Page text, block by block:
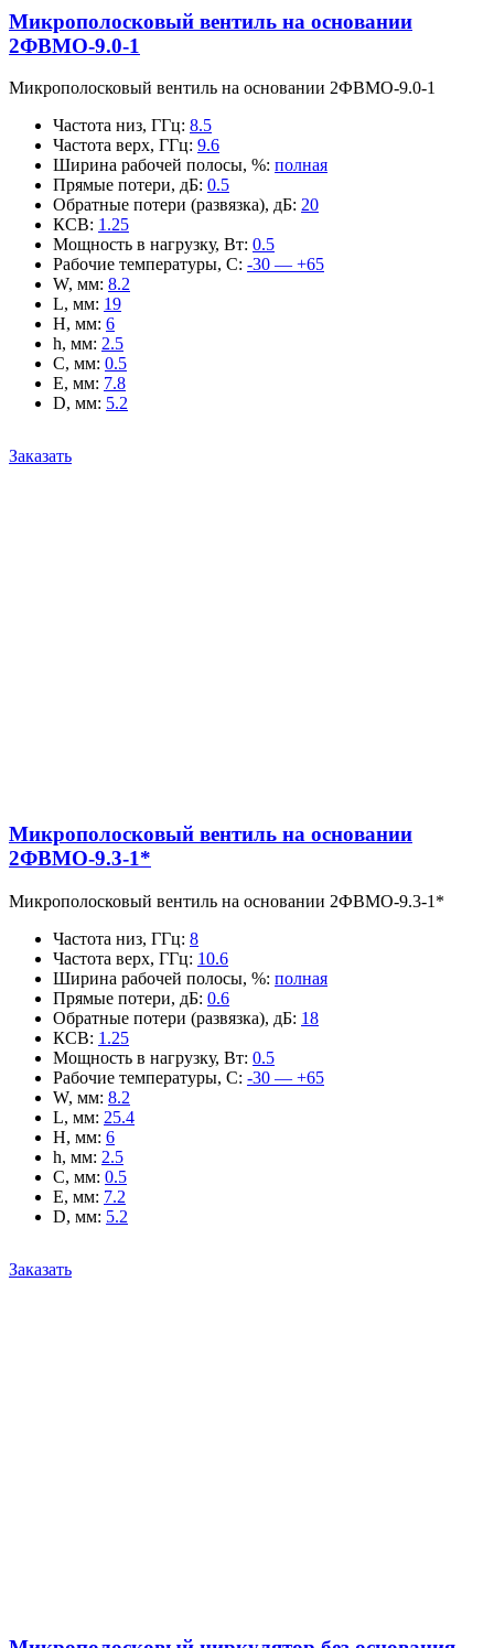
Микрополосковый вентиль на основании
2ФВМO-9.0-1
Микрополосковый вентиль на основании 2ФВМO-9.0-1
Частота низ, ГГц: 8.5
Частота верх, ГГц: 9.6
Ширина рабочей полосы, %: полная
Прямые потери, дБ: 0.5
Обратные потери (развязка), дБ: 20
КСВ: 1.25
Мощность в нагрузку, Вт: 0.5
Рабочие температуры, С: -30 — +65
W, мм: 8.2
L, мм: 19
H, мм: 6
h, мм: 2.5
C, мм: 0.5
E, мм: 7.8
D, мм: 5.2
Заказать
Микрополосковый вентиль на основании
2ФВМO-9.3-1*
Микрополосковый вентиль на основании 2ФВМO-9.3-1*
Частота низ, ГГц: 8
Частота верх, ГГц: 10.6
Ширина рабочей полосы, %: полная
Прямые потери, дБ: 0.6
Обратные потери (развязка), дБ: 18
КСВ: 1.25
Мощность в нагрузку, Вт: 0.5
Рабочие температуры, С: -30 — +65
W, мм: 8.2
L, мм: 25.4
H, мм: 6
h, мм: 2.5
C, мм: 0.5
E, мм: 7.2
D, мм: 5.2
Заказать